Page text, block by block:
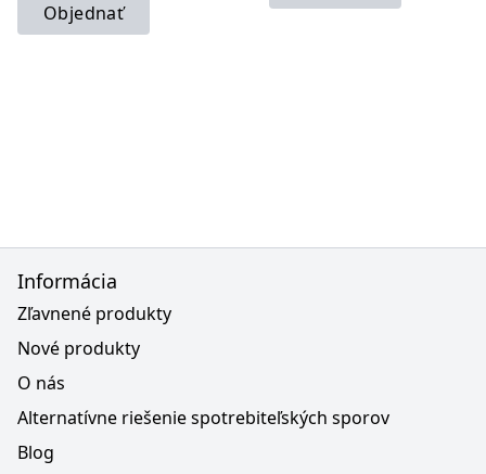
Objednať
Informácia
Zľavnené produkty
Nové produkty
O nás
Alternatívne riešenie spotrebiteľských sporov
Blog